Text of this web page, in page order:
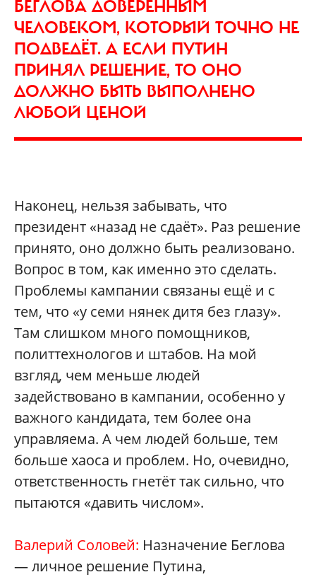
БЕГЛОВА ДОВЕРЕННЫМ
ЧЕЛОВЕКОМ, КОТОРЫЙ ТОЧНО НЕ
ПОДВЕДЁТ. А ЕСЛИ ПУТИН
ПРИНЯЛ РЕШЕНИЕ, ТО ОНО
ДОЛЖНО БЫТЬ ВЫПОЛНЕНО
ЛЮБОЙ ЦЕНОЙ
Наконец, нельзя забывать, что
президент «назад не сдаёт». Раз решение
принято, оно должно быть реализовано.
Вопрос в том, как именно это сделать.
Проблемы кампании связаны ещё и с
тем, что «у семи нянек дитя без глазу».
Там слишком много помощников,
политтехнологов и штабов. На мой
взгляд, чем меньше людей
задействовано в кампании, особенно у
важного кандидата, тем более она
управляема. А чем людей больше, тем
больше хаоса и проблем. Но, очевидно,
ответственность гнетёт так сильно, что
пытаются «давить числом».
Валерий Соловей: Назначение Беглова
— личное решение Путина,